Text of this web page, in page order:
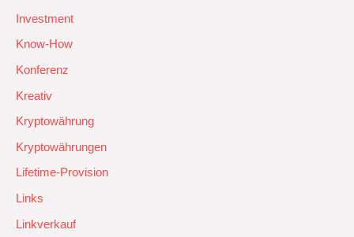
Investment
Know-How
Konferenz
Kreativ
Kryptowährung
Kryptowährungen
Lifetime-Provision
Links
Linkverkauf